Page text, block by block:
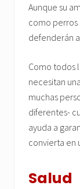
Aunque su
como perros
defenderán a
Como todos
necesitan
muchas
diferentes-
ayuda a
convierta en
Salud